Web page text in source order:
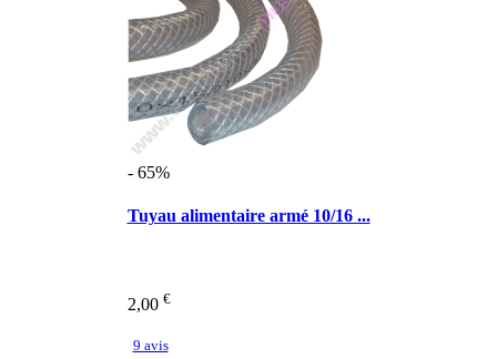
- 65%
Tuyau alimentaire armé 10/16 ...
2,00 €
9 avis